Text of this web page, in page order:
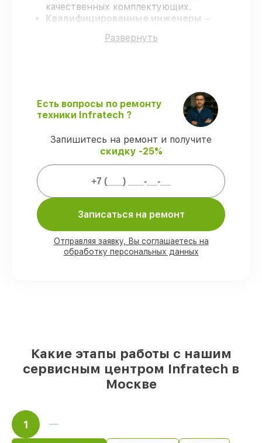
качественных комплектующих.
Квалифицированные инженеры –
гарантирует качество выполняемых
оговоренные сроки.
Официальная гарантия
– все работы и
запчасти защищены официальной
гарантией Infratech.
Мы гарантируем:
80%
работ проводим в присутствии
клиента
комплектующих Infratech есть в
наличии в мастерской или на складе в
Москве, остальные доставляются быстро
Развернуть
Есть вопросы по ремонту
техники Infratech ?
Запишитесь на ремонт и получите
скидку -25%
Записаться на ремонт
Отправляя заявку, Вы соглашаетесь на
обработку персональных данных
Какие этапы работы с нашим
сервисным центром Infratech в
Москве
1